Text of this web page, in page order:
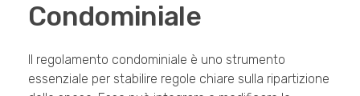
Condominiale
Il regolamento condominiale è uno strumento
essenziale per stabilire regole chiare sulla ripartizione